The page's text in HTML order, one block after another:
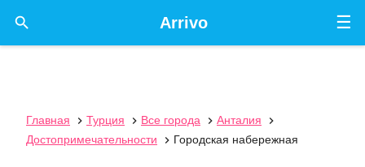
☰
Arrivo

Главная  Турция  Все города  Анталия

Достопримечательности
 Городская набережная